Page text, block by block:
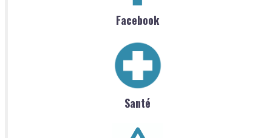
Facebook
Santé